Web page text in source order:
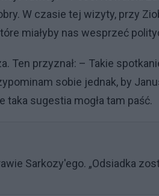
W czasie tej wizyty, przy
miałyby nas wesprzeć
Ten przyznał: – Takie
sobie jednak, by
sugestia mogła tam paść.
Sarkozy'ego. „Odsiadka